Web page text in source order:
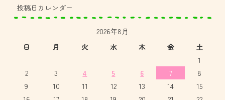
投稿日カレンダー
2026年8月
日
月 火 水 木 金
土
1
2
3 4 5 6 7
8
9
10 11 12 13 14
15